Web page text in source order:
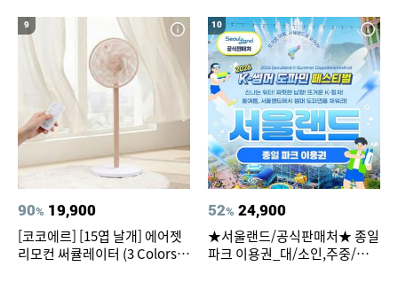
9
90% 19,900
[코코에르] [15엽 날개] 에어젯
리모컨 써큘레이터 (3 Colors
10
52% 24,900
★서울랜드/공식판매처★ 종일
파크 이용권_대/소인,주중/주